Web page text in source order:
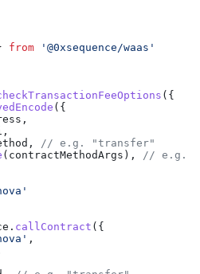
from '@0xsequence/waas'
({
({
,
,
, // e.g. "transfer"
( contractMethodArgs ), // e.g.
. callContract ({
,